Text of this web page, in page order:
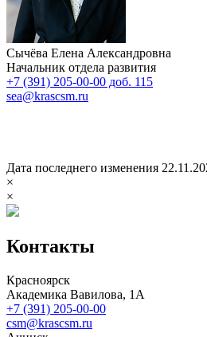
Сычёва Елена Александровна
Начальник отдела развития
+7 (391) 205-00-00 доб. 115
sea@krascsm.ru
Дата последнего изменения
×
×
Контакты
Красноярск
Академика Вавилова, 1А
+7 (391) 205-00-00
csm@krascsm.ru